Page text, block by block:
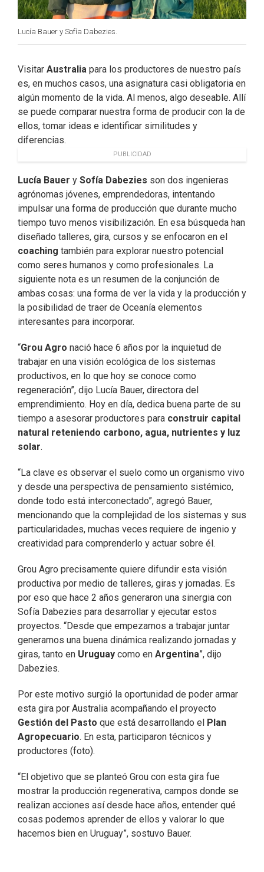
Lucía Bauer y Sofía Dabezies.
Visitar Australia para los productores de nuestro país
es, en muchos casos, una asignatura casi obligatoria en
algún momento de la vida. Al menos, algo deseable. Allí
se puede comparar nuestra forma de producir con la de
ellos, tomar ideas e identificar similitudes y
diferencias.
PUBLICIDAD
Lucía Bauer y Sofía Dabezies son dos ingenieras
agrónomas jóvenes, emprendedoras, intentando
impulsar una forma de producción que durante mucho
tiempo tuvo menos visibilización. En esa búsqueda han
diseñado talleres, gira, cursos y se enfocaron en el
coaching también para explorar nuestro potencial
como seres humanos y como profesionales. La
siguiente nota es un resumen de la conjunción de
ambas cosas: una forma de ver la vida y la producción y
la posibilidad de traer de Oceanía elementos
interesantes para incorporar.
“Grou Agro nació hace 6 años por la inquietud de
trabajar en una visión ecológica de los sistemas
productivos, en lo que hoy se conoce como
regeneración”, dijo Lucía Bauer, directora del
emprendimiento. Hoy en día, dedica buena parte de su
tiempo a asesorar productores para construir capital
natural reteniendo carbono, agua, nutrientes y luz
solar.
“La clave es observar el suelo como un organismo vivo
y desde una perspectiva de pensamiento sistémico,
donde todo está interconectado”, agregó Bauer,
mencionando que la complejidad de los sistemas y sus
particularidades, muchas veces requiere de ingenio y
creatividad para comprenderlo y actuar sobre él.
Grou Agro precisamente quiere difundir esta visión
productiva por medio de talleres, giras y jornadas. Es
por eso que hace 2 años generaron una sinergia con
Sofía Dabezies para desarrollar y ejecutar estos
proyectos. “Desde que empezamos a trabajar juntar
generamos una buena dinámica realizando jornadas y
giras, tanto en Uruguay como en Argentina”, dijo
Dabezies.
Por este motivo surgió la oportunidad de poder armar
esta gira por Australia acompañando el proyecto
Gestión del Pasto que está desarrollando el
Plan
Agropecuario. En esta, participaron técnicos y
productores (foto).
“El objetivo que se planteó Grou con esta gira fue
mostrar la producción regenerativa, campos donde se
realizan acciones así desde hace años, entender qué
cosas podemos aprender de ellos y valorar lo que
hacemos bien en Uruguay”, sostuvo Bauer.